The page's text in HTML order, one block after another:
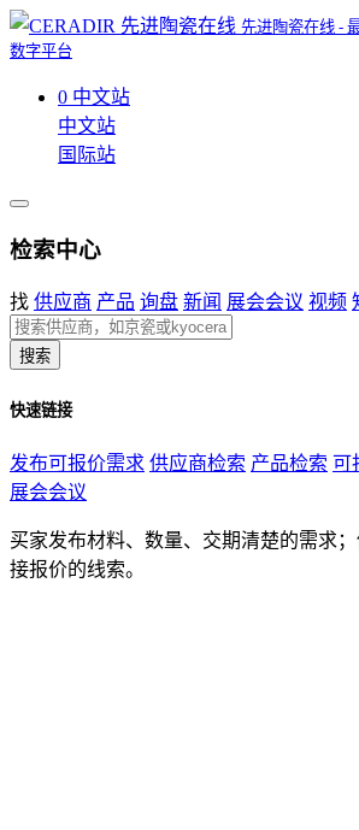
先进陶瓷在线 -
数字平台
0 中文站
中文站
国际站
检索中心
找 供应商 产品 询盘 新闻 展会会议 视频
搜索
快速链接
发布可报价需求 供应商检索 产品检索 可
展会会议
买家发布材料、数量、交期清楚的需求
接报价的线索。